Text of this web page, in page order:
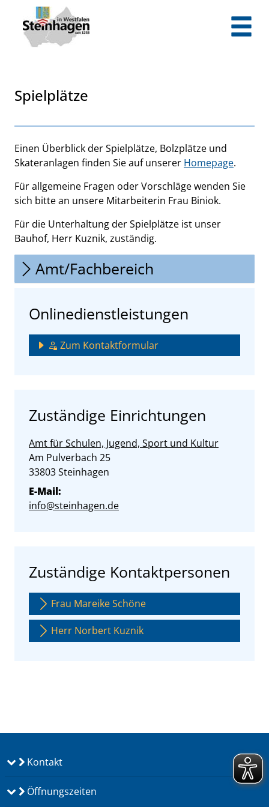
Zum Hauptinhalt springen
Zum Header
Zum Hauptinhalt
Zum Footer
Spielplätze
Beschreibung
Einen Überblick der Spielplätze, Bolzplätze und
Skateranlagen finden Sie auf unserer Homepage.
Für allgemeine Fragen oder Vorschläge wenden Sie
sich bitte an unsere Mitarbeiterin Frau Biniok.
Für die Unterhaltung der Spielplätze ist unser
Bauhof, Herr Kuznik, zuständig.
Amt/Fachbereich
Onlinedienstleistungen
Zum Kontaktformular
Zuständige Einrichtungen
Amt für Schulen, Jugend, Sport und Kultur
Straße:
Am Pulverbach Hausnummer:
25
PLZ:
33803Ort:
Steinhagen
E-Mail:
info@steinhagen.de
Zuständige Kontaktpersonen
Frau Mareike Schöne
Herr Norbert Kuznik
Kontakt
Öffnungszeiten